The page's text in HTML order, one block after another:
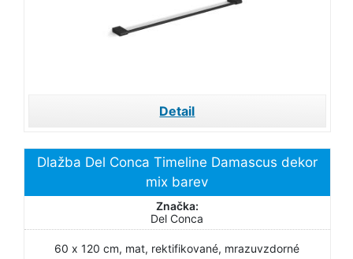
Detail
Dlažba Del Conca Timeline Damascus dekor
mix barev
Značka:
Del Conca
60 x 120 cm, mat, rektifikované, mrazuvzdorné